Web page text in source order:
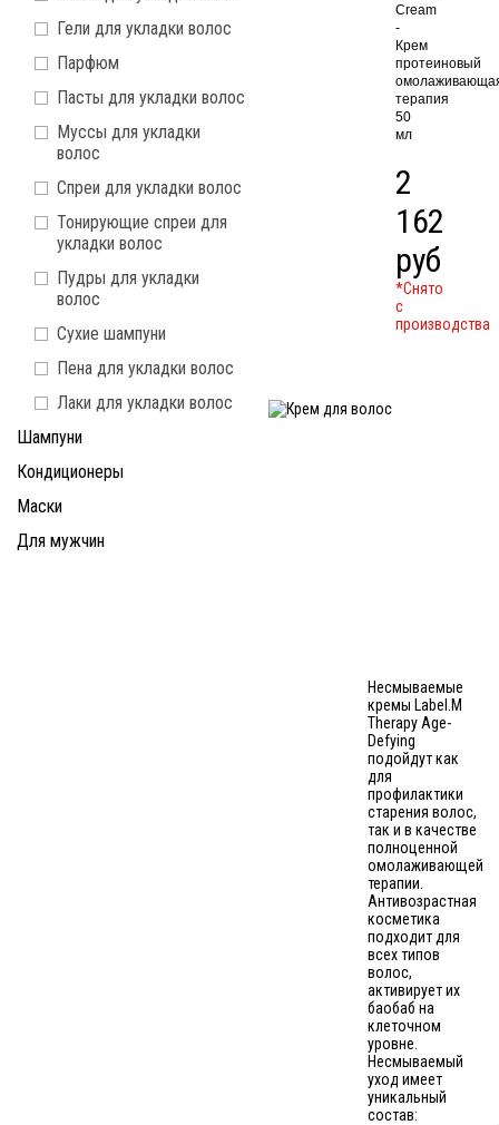
Гели для укладки волос
Парфюм
Пасты для укладки волос
Муссы для укладки
волос
Спреи для укладки волос
Тонирующие спреи для
укладки волос
Пудры для укладки
волос
Сухие шампуни
Пена для укладки волос
Лаки для укладки волос
Шампуни
Кондиционеры
Маски
Для мужчин
Cream
-
Крем
протеиновый
терапия
50
мл
2
162
руб
*Cнято
с
производства
Несмываемые
кремы Label.M
Therapy Age-
Defying
подойдут как
для
профилактики
старения волос,
так и в качестве
полноценной
омолаживающей
терапии.
Антивозрастная
косметика
подходит для
всех типов
волос,
активирует их
баобаб на
клеточном
уровне.
Несмываемый
уход имеет
уникальный
состав: